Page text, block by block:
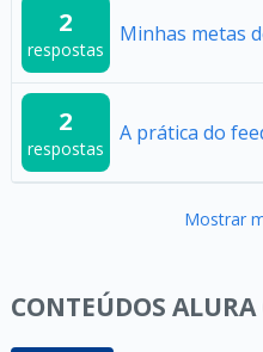
2
respostas
Minhas metas
2
respostas
A prática do
Mostrar
CONTEÚDOS